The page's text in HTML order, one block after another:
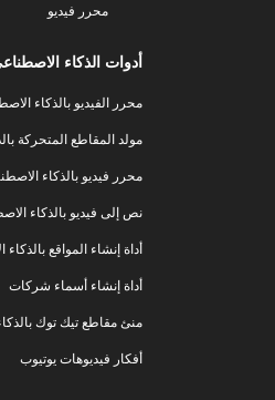
محرر فيديو
أدوات الذكاء
محرر الفيديو بالذكاء
مولد المقاطع المتحركة
محرر فيديو بالذكاء
نص إلى فيديو بالذكاء
أداة إنشاء المواقع
أداة إنشاء أسماء شركات
منئ مقاطع تيك توك
أفكار فيديوهات يوتيوب